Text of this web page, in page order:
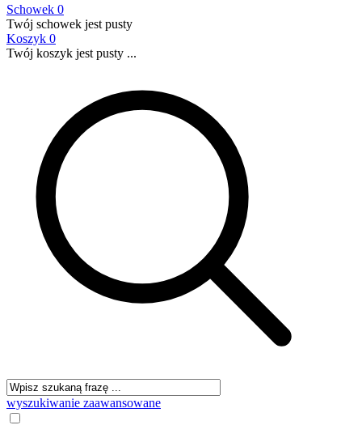
Schowek 0
Twój schowek jest pusty
Koszyk 0
Twój koszyk jest pusty ...
wyszukiwanie zaawansowane